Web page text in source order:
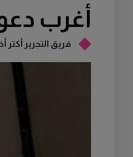
فريق التجرير أكتر
أغرب